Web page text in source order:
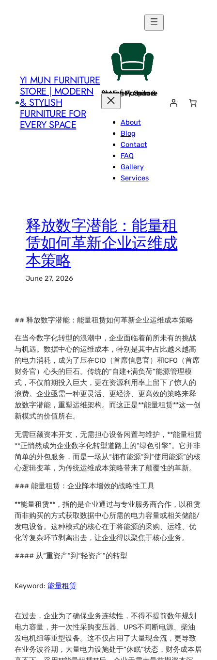
YI MUN FURNITURE
STORE | MODERN
& STYLISH
FURNITURE FOR
EVERY SPACE
Yi Mun Furniture Store | Modern & Stylish Furniture for Every Space
About
Blog
Contact
FAQ
Gallery
Services
释放数字潜能：能量租
赁如何革新企业运维成
本策略
June 27, 2026
## 释放数字潜能：能量租赁如何革新企业运维成本策略
在当今数字化转型的浪潮中，企业面临着前所未有的挑战
与机遇。数据中心的运维成本，特别是其中占比越来越高
的电力消耗，成为了压在CIO（首席信息官）和CFO（首席
财务官）心头的巨石。传统的“自建+满负荷”能源管理模
式，不仅前期投入巨大，更在资源利用率上留下了惊人的
浪费。企业亟需一种更灵活、更经济、更高效的策略来释
放数字潜能，重塑运维架构。而这正是**能量租赁**这一创
新模式的价值所在。
无需巨额资本开支，无需担心设备闲置与维护，**能量租赁
**正悄然成为企业数字化转型道路上的“绿色引擎”。它并非
简单的外包服务，而是一场从“拥有能源”到“使用能源”的核
心逻辑变革，为传统运维成本策略带来了颠覆性的革新。
### 能量租赁：企业降本增效的战略性工具
**能量租赁**，指的是企业通过与专业服务商合作，以租赁
而非购买的方式获取数据中心所需的电力容量或相关储能/
发电设备。这种模式的核心在于将能源的采购、运维、优
化等复杂环节剥离出去，让企业得以聚焦于核心业务。
#### 从“重资产”到“轻资产”的转型
Keyword:能量租赁
在过去，企业为了确保业务连续性，不得不提前数年规划
电力容量，并一次性采购变压器、UPS不间断电源、柴油
发电机组等重型设备。这不仅占用了大量现金流，更导致
在业务波谷期，大量电力设施处于“休眠”状态，财务成本居